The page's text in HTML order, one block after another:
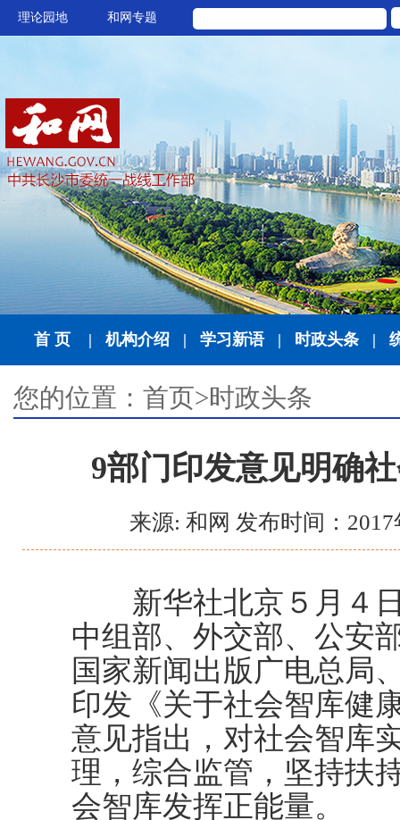
理论园地 和网专题
首 页 | 机构介绍 | 学习新语 | 时政头条 |
您的位置： 首页>时政头条
9部门印发意见明确
来源: 和网 发布时间：
新华社北京５月４日
中组部、外交部、公安
国家新闻出版广电总局
印发《关于社会智库健
意见指出，对社会智库
理，综合监管，坚持扶
会智库发挥正能量。